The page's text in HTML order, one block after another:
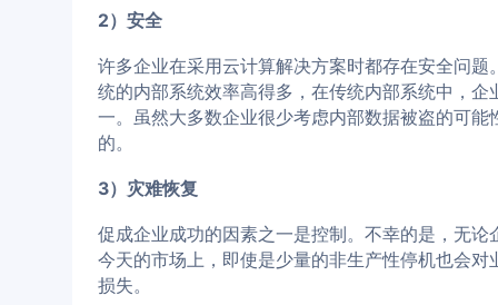
2）安全
许多企业在采用云计算解决方案时都存在安全问
统的内部系统效率高得多，在传统内部系统中，
一。虽然大多数企业很少考虑内部数据被盗的可
的。
3）灾难恢复
促成企业成功的因素之一是控制。不幸的是，无
今天的市场上，即使是少量的非生产性停机也会
损失。